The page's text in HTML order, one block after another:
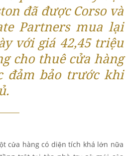
đã được Corso và
Partners mua lại
với giá 42,45 triệu
cho thuê cửa hàng
đảm bảo trước khi
cửa hàng có diện tích khá lớn nữa